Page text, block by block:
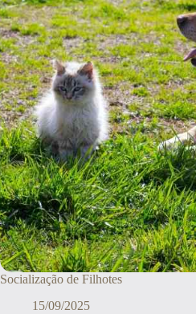
Socialização de Filhotes
15/09/2025